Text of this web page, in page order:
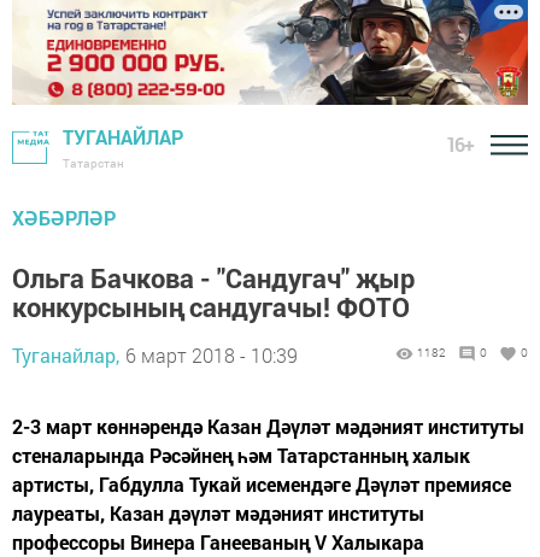
ТУГАНАЙЛАР
Татарстан
16+
ХӘБӘРЛӘР
Ольга Бачкова - "Сандугач" җыр
конкурсының сандугачы! ФОТО
Туганайлар, 6 март 2018 - 10:39 1182 0 0
2-3 март көннәрендә Казан Дәүләт мәдәният институты
стеналарында Рәсәйнең һәм Татарстанның халык
артисты, Габдулла Тукай исемендәге Дәүләт премиясе
лауреаты, Казан дәүләт мәдәният институты
профессоры Винера Ганееваның V Халыкара